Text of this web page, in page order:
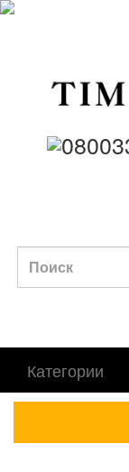
Категории